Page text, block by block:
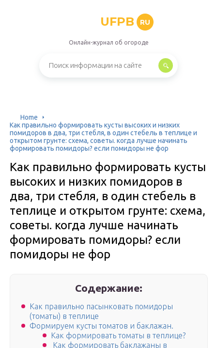
UFPB RU
Онлайн-журнал об огороде
Home
Как правильно формировать кусты высоких и низких
помидоров в два, три стебля, в один стебель в теплице и
открытом грунте: схема, советы. когда лучше начинать
формировать помидоры? если помидоры не фор
Как правильно формировать кусты
высоких и низких помидоров в
два, три стебля, в один стебель в
теплице и открытом грунте: схема,
советы. когда лучше начинать
формировать помидоры? если
помидоры не фор
Содержание:
Как правильно пасынковать помидоры
(томаты) в теплице
Формируем кусты томатов и баклажан.
Как формировать томаты в теплице?
Как формировать баклажаны в